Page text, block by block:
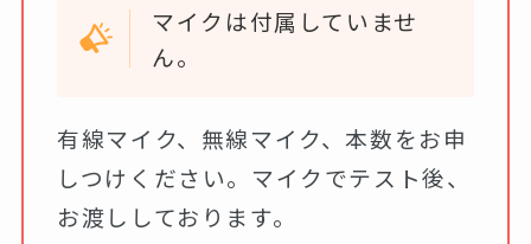
マイクは付属していませ
ん。
有線マイク、無線マイク、本数をお申
しつけください。マイクでテスト後、
お渡ししております。